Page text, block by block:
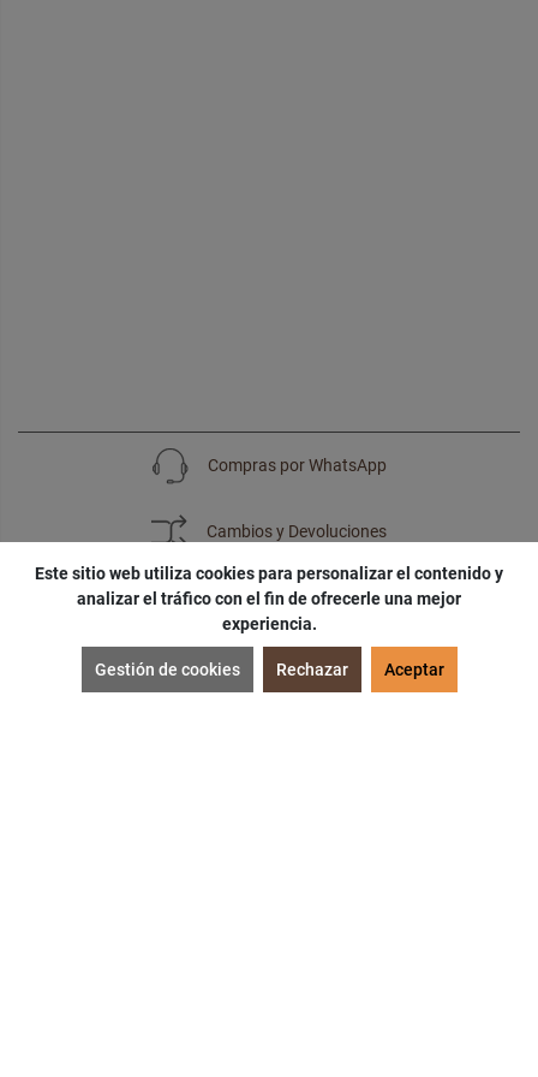
Compras por WhatsApp
Cambios y Devoluciones
SUSCRÍBETE
¡Accede acupones,ofertasynoticiasexclusivas!
Este sitio web utiliza cookies para personalizar el contenido y
analizar el tráfico con el fin de ofrecerle una mejor
experiencia.
Gestión de cookies Rechazar Aceptar